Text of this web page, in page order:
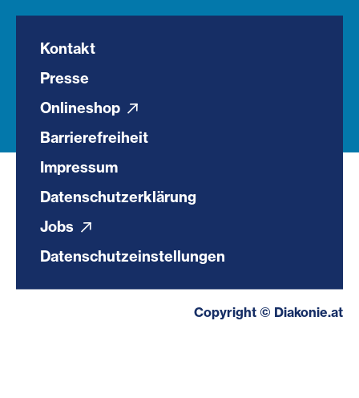
Kontakt
Presse
Onlineshop
Barrierefreiheit
Impressum
Datenschutzerklärung
Jobs
Datenschutzeinstellungen
Copyright © Diakonie.at